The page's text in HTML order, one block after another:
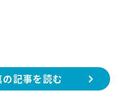
の記事を読む